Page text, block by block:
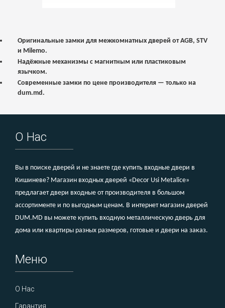
Оригинальные замки для межкомнатных дверей от AGB, STV
и Milemo.
Надёжные механизмы с магнитным или пластиковым
язычком.
Современные замки по цене производителя — только на
dum.md.
О Нас
Вы в поиске дверей и не знаете где купить входные двери в
Кишиневе? Магазин входных дверей «Decor Usi Metalice»
предлагает двери входные от производителя в большом
ассортименте и по выгодным ценам. В интернет магазин дверей
DUM.MD вы можете купить входную металлическую дверь для
дома или квартиры разных размеров, готовые и двери на заказ.
Меню
О Нас
Гарантия